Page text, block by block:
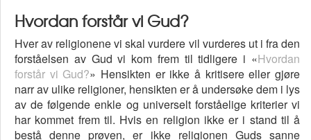
Hvordan forstår vi Gud?
Hver av religionene vi skal vurdere vil vurderes ut i fra den
forståelsen av Gud vi kom frem til tidligere i «Hvordan
forstår vi Gud?» Hensikten er ikke å kritisere eller gjøre
narr av ulike religioner, hensikten er å undersøke dem i lys
av de følgende enkle og universelt forståelige kriterier vi
har kommet frem til. Hvis en religion ikke er i stand til å
bestå denne prøven, er ikke religionen Guds sanne